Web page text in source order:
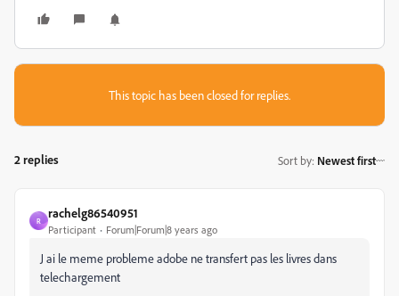
This topic has been closed for replies.
2 replies Sort by: Newest first
R
rachelg86540951
Participant Forum|Forum|8 years ago
J ai le meme probleme adobe ne transfert pas les livres dans
telechargement